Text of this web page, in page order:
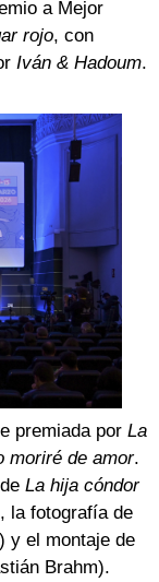
a Mejor
rojo, con
Iván & Hadoum.
premiada por La
moriré de amor.
La hija cóndor
la fotografía de
y el montaje de
Brahm).